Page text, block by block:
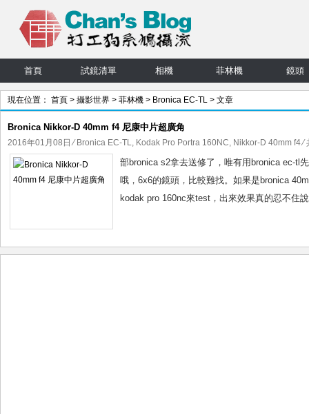
首頁 試鏡清單 相機 菲林機 鏡頭
現在位置： 首頁 > 攝影世界 > 菲林機 > Bronica EC-TL > 文章
Bronica Nikkor-D 40mm f4 尼康中片超廣角
2016年01月08日 ⁄ Bronica EC-TL, Kodak Pro Portra 160NC, Nikkor-D 40mm f4⁄
部bronica s2拿去送修了，唯有用bronica ec-tl
哦，6x6的鏡頭，比較難找。如果是bronica
kodak pro 160nc來test，出來效果真的忍不住